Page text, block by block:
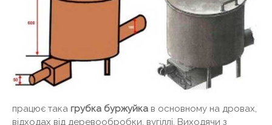
працює така грубка буржуйка в основному на дровах,
відходах від деревообробки, вугіллі. Виходячи з